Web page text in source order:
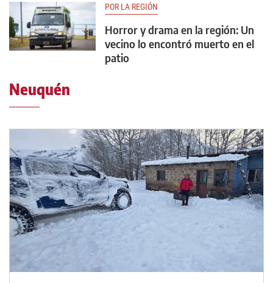
POR LA REGIÓN
Horror y drama en la región: Un
vecino lo encontró muerto en el
patio
Neuquén